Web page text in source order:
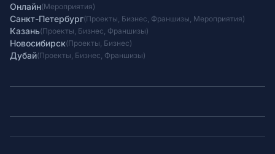
Онлайн(Мероприятия)
Санкт-Петербург(Проекты, Бизнес, Франшизы, Мероприятия)
Казань(Проекты, Бизнес, Франшизы)
Новосибирск(Проекты, Бизнес)
Дубай(Проекты, Бизнес, Франшизы)